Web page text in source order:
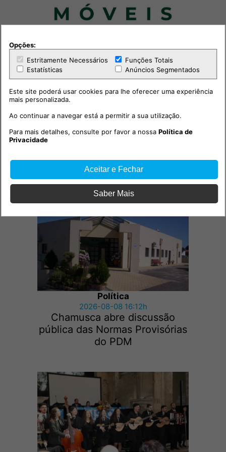
Outras notícias
Política
2026-08-08 16:12h
Chamusca abre discussão
pública das Normas Provisórias
do PDM
Opções:
Estritamente Necessários
Funções Totais
Estatísticas
Anúncios Segmentados
Este site poderá usar cookies para lhe oferecer uma experiência
mais personalizada.
Ao continuar a navegar está a permitir a sua utilização.
Para mais detalhes, consulte por favor a nossaPolítica de
Privacidade
Aceitar e Fechar
Saber Mais